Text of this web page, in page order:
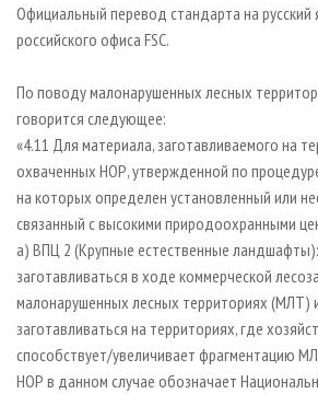
ЦБП
ГАЗЕТА ЛЕСПРОМФОРУМ
Официальный перевод стандарта на русский
российского офиса FSC.
По поводу малонарушенных лесных
говорится следующее:
«4.11 Для материала, заготавливаемого на
охваченных НОР, утвержденной по процедуре
на которых определен установленный или
связанный с высокими природоохранными
a) ВПЦ 2 (Крупные естественные
заготавливаться в ходе коммерческой
малонарушенных лесных территориях (МЛТ)
заготавливаться на территориях, где
способствует/увеличивает фрагментацию
НОР в данном случае обозначает